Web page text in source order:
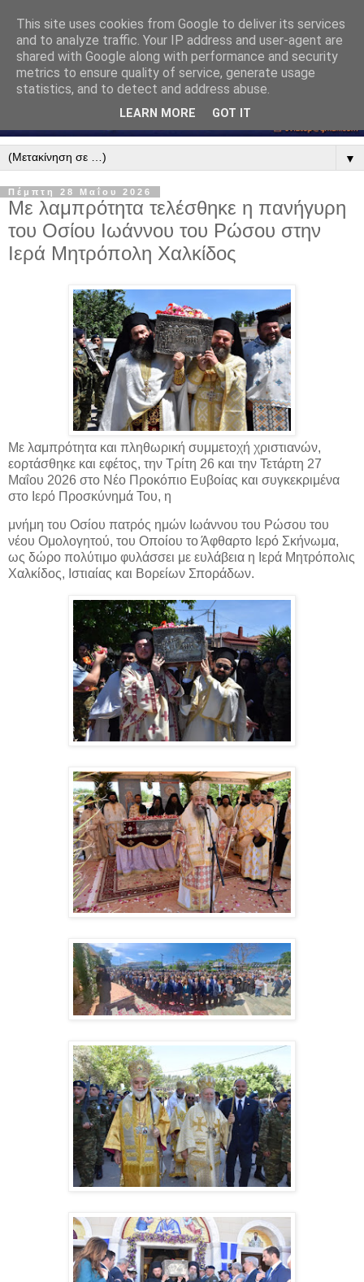
▼
Πέμπτη 28 Μαΐου 2026
Με λαμπρότητα τελέσθηκε η πανήγυρη
του Οσίου Ιωάννου του Ρώσου στην
Ιερά Μητρόπολη Χαλκίδος
Με λαμπρότητα και πληθωρική συμμετοχή χριστιανών,
εορτάσθηκε και εφέτος, την Τρίτη 26 και την Τετάρτη 27
Μαΐου 2026 στο Νέο Προκόπιο Ευβοίας και συγκεκριμένα
στο Ιερό Προσκύνημά Του, η
μνήμη του Οσίου πατρός ημών Ιωάννου του Ρώσου του
νέου Ομολογητού, του Οποίου το Άφθαρτο Ιερό Σκήνωμα,
ως δώρο πολύτιμο φυλάσσει με ευλάβεια η Ιερά Μητρόπολις
Χαλκίδος, Ιστιαίας και Βορείων Σποράδων.
This site uses cookies from Google to deliver its services
and to analyze traffic. Your IP address and user-agent are
shared with Google along with performance and security
metrics to ensure quality of service, generate usage
statistics, and to detect and address abuse.
LEARN MORE GOT IT